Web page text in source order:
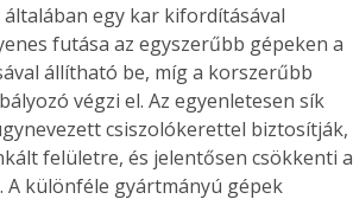
általában egy kar kifordításával
futása az egyszerűbb gépeken a
állítható be, míg a korszerűbb
végzi el. Az egyenletesen sík
csiszolókerettel biztosítják,
felületre, és jelentősen csökkenti a
A különféle gyártmányú gépek